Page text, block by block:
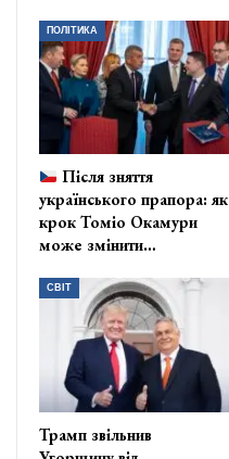
ПОЛІТИКА
Після зняття
українського прапора: як
крок Томіо Окамури
може змінити…
СВІТ
Трамп звільнив